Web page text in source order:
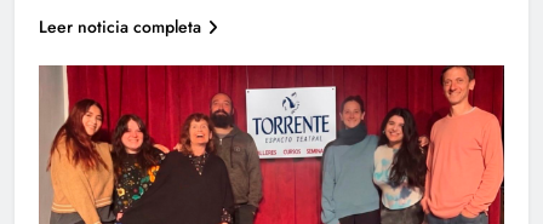
Leer noticia completa